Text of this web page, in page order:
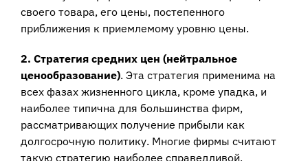
своего товара, его цены, постепенного
приближения к приемлемому уровню цены.
2. Стратегия средних цен (нейтральное
ценообразование). Эта стратегия применима на
всех фазах жизненного цикла, кроме упадка, и
наиболее типична для большинства фирм,
рассматривающих получение прибыли как
долгосрочную политику. Многие фирмы считают
такую стратегию наиболее справедливой,